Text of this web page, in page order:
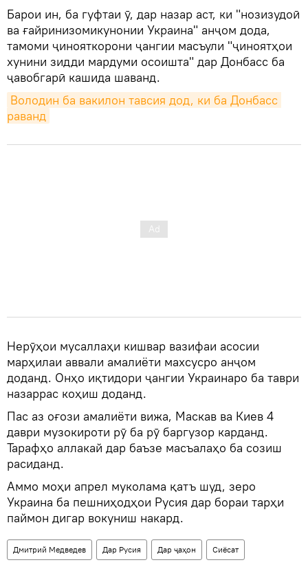
Барои ин, ба гуфтаи ӯ, дар назар аст, ки "нозизудоӣ
ва ғайринизомикунонии Украина" анҷом дода,
тамоми ҷинояткорони ҷангии масъули "ҷиноятҳои
хунини зидди мардуми осоишта" дар Донбасс ба
ҷавобгарӣ кашида шаванд.
Володин ба вакилон тавсия дод, ки ба Донбасс
раванд
Нерӯҳои мусаллаҳи кишвар вазифаи асосии
марҳилаи аввали амалиёти махсусро анҷом
доданд. Онҳо иқтидори ҷангии Украинаро ба таври
назаррас коҳиш доданд.
Пас аз оғози амалиёти вижа, Маскав ва Киев 4
даври музокироти рӯ ба рӯ баргузор карданд.
Тарафҳо аллакай дар баъзе масъалаҳо ба созиш
расиданд.
Аммо моҳи апрел муколама қатъ шуд, зеро
Украина ба пешниҳодҳои Русия дар бораи тарҳи
паймон дигар вокуниш накард.
Дмитрий Медведев Дар Русия Дар ҷаҳон Сиёсат